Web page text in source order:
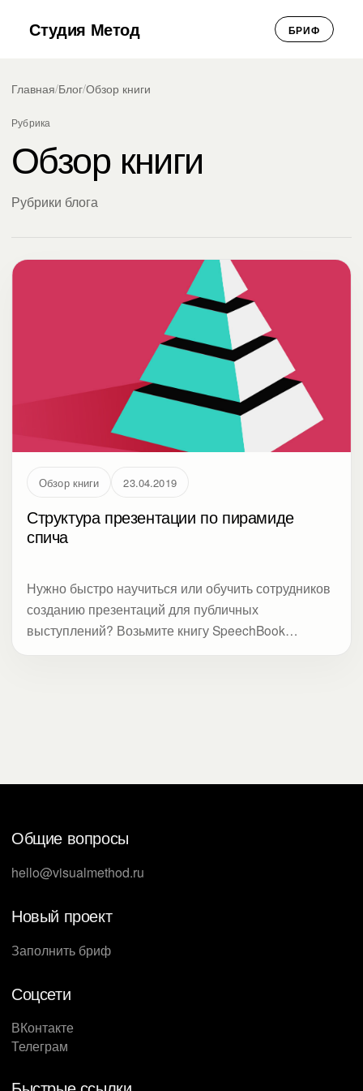
Студия Метод БРИФ
Главная/Блог/Обзор книги
Рубрика
Обзор книги
Рубрики блога
Обзор книги 23.04.2019
Структура презентации по пирамиде
спича
Нужно быстро научиться или обучить сотрудников
созданию презентаций для публичных
выступлений? Возьмите книгу SpeechBook
Общие вопросы
hello@visualmethod.ru
Новый проект
Заполнить бриф
Соцсети
ВКонтакте
Телеграм